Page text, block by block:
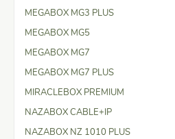
MEGABOX MG3 PLUS
MEGABOX MG5
MEGABOX MG7
MEGABOX MG7 PLUS
MIRACLEBOX PREMIUM
NAZABOX CABLE+IP
NAZABOX NZ 1010 PLUS